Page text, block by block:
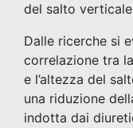
del salto
Dalle ricerche si
correlazione tra
e l’altezza del
una riduzione
indotta dai